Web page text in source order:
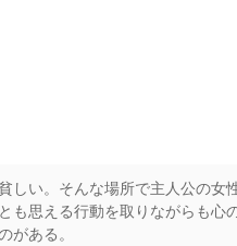
しい。そんな場所で主人公の女
思える行動を取りながらも心
がある。